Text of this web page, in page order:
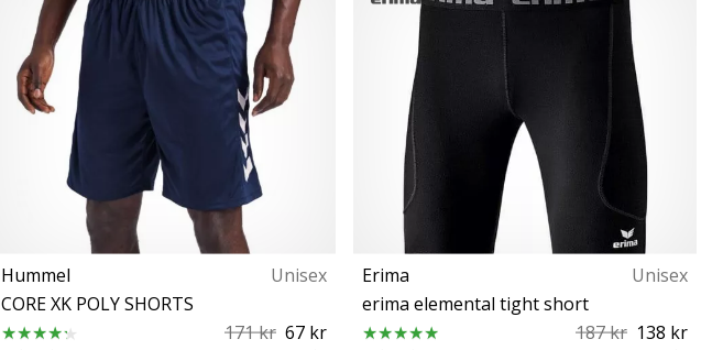
Hummel
Unisex
CORE XK POLY SHORTS
171 kr 67 kr
Erima
Unisex
erima elemental tight short
187 kr 138 kr